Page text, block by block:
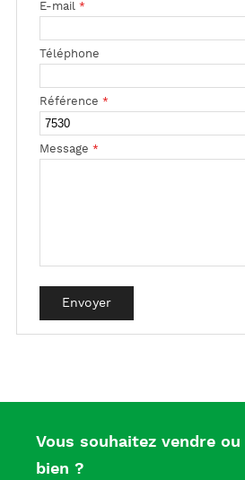
E-mail *
Téléphone
Référence *
Message *
Vous souhaitez vendre
bien ?